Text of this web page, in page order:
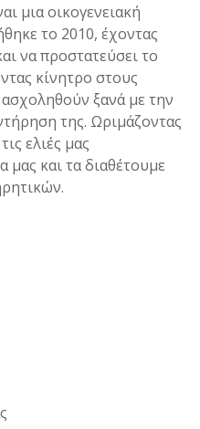
μια οικογενειακή
το 2010, έχοντας
να προστατεύσει το
κίνητρο στους
ξανά με την
της. Ωριμάζοντας
ελιές μας
και τα διαθέτουμε